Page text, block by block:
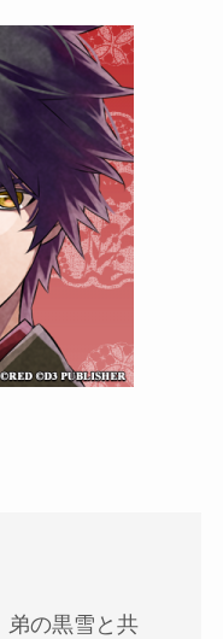
弟の黒雪と共